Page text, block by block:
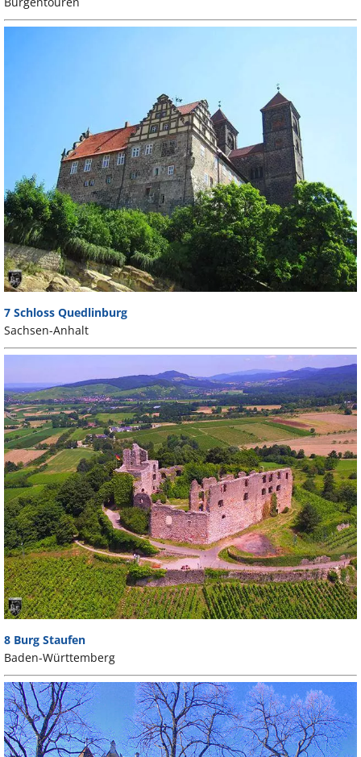
7 Schloss Quedlinburg
Sachsen-Anhalt
8 Burg Staufen
Baden-Württemberg